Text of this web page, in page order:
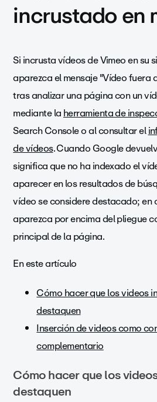
incrustado en
Si incrusta vídeos de Vimeo en su
aparezca el mensaje "Vídeo fuera
tras analizar una página con un
mediante laherramienta de
Search Console o al consultar el
de vídeos. Cuando Google
significa que no ha indexado el
aparecer en los resultados de
vídeo se considere destacado; en
aparezca por encima del pliegue
principal de la página.
En este artículo
Cómo hacer que los videos
destaquen
Inserción de videos como
complementario
Cómo hacer que los
destaquen